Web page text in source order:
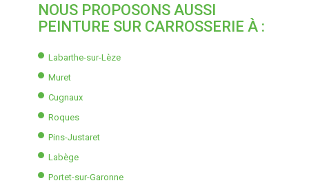
NOUS PROPOSONS AUSSI
PEINTURE SUR CARROSSERIE À :
Labarthe-sur-Lèze
Muret
Cugnaux
Roques
Pins-Justaret
Labège
Portet-sur-Garonne